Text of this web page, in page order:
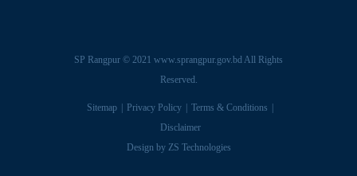
SP Rangpur © 2021 www.sprangpur.gov.bd All Rights
Reserved.
Sitemap Privacy Policy
Terms & Conditions
Disclaimer
Design by ZS Technologies